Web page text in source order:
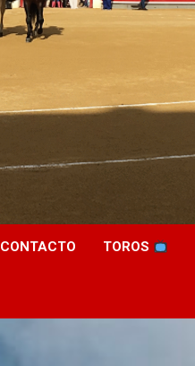
CONTACTO TOROS